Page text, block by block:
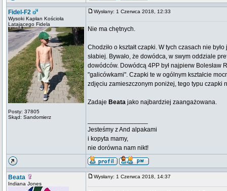
Fidel-F2
Wysoki Kapłan Kościoła
Latającego Fidela
Posty: 37805
Skąd: Sandomierz
Wysłany: 1 Czerwca 2018, 12:33
Nie ma chętnych.
Chodziło o kształt czapki. W tych czasach nie
słabiej. Bywało, że dowódca, w swym oddziale
dowódców. Dowódcą 4PP był najpierw
"galicówkami". Czapki te w ogólnym kształcie
zdjęciu zamieszczonym poniżej, tego typu czapki
Zadaje Beata jako najbardziej zaangażowana.
Jesteśmy z And alpakami
i kopyta mamy,
nie dorówna nam nikt!
Beata
Indiana Jones
Wysłany: 1 Czerwca 2018, 14:37